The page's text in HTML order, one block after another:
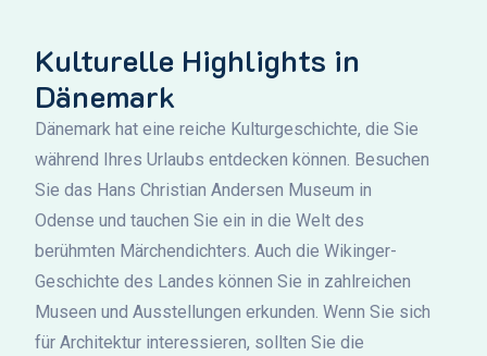
Kulturelle Highlights in
Dänemark
Dänemark hat eine reiche Kulturgeschichte, die Sie
während Ihres Urlaubs entdecken können. Besuchen
Sie das Hans Christian Andersen Museum in
Odense und tauchen Sie ein in die Welt des
berühmten Märchendichters. Auch die Wikinger-
Geschichte des Landes können Sie in zahlreichen
Museen und Ausstellungen erkunden. Wenn Sie sich
für Architektur interessieren, sollten Sie die